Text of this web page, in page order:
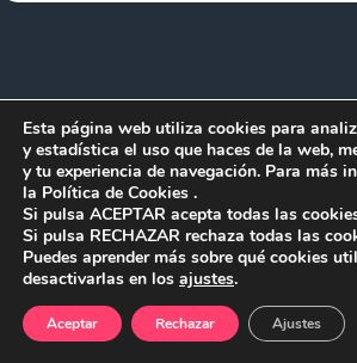
Esta página web utiliza cookies para
y estadística el uso que haces de la web,
y tu experiencia de navegación. Para más
la Política de Cookies .
Si pulsa ACEPTAR acepta todas las
Si pulsa RECHAZAR rechaza todas las
Puedes aprender más sobre qué cookies
desactivarlas en los ajustes.
Aceptar Rechazar Ajustes